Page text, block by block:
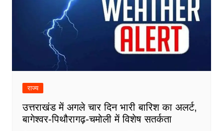
राज्य
उत्तराखंड में अगले चार दिन भारी बारिश का अलर्ट,
बागेश्वर-पिथौरागढ़-चमोली में विशेष सतर्कता